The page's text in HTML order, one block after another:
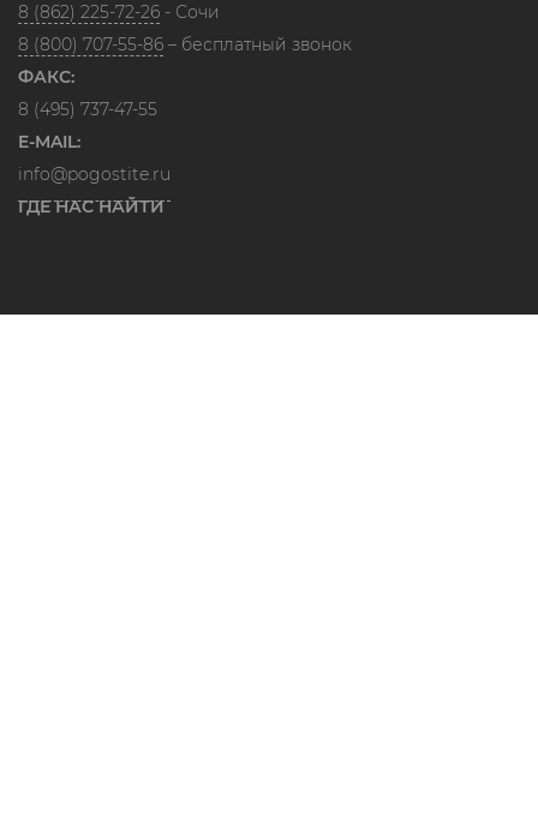
8 (862) 225-72-26 - Сочи
8 (800) 707-55-86 – бесплатный звонок
ФАКС:
8 (495) 737-47-55
E-MAIL:
info@pogostite.ru
ГДЕ НАС НАЙТИ